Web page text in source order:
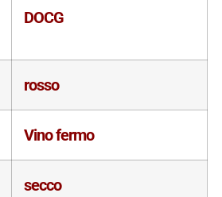
DOCG
rosso
Vino fermo
secco